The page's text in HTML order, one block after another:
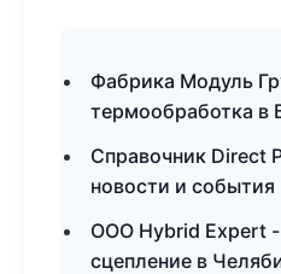
Фабрика Модуль
термообработка в
Справочник Direct
новости и
ООО Hybrid Expert
сцепление в